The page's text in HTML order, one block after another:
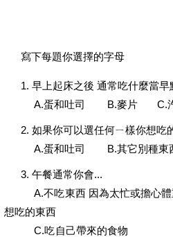
寫下每題你選擇的字母
1. 早上起床之後 通常吃什麼當早
A.蛋和吐司 B.麥片 C.汽
2. 如果你可以選任何ㄧ樣你想吃
A.蛋和吐司 B.其它別種
3. 午餐通常你會...
A.不吃東西 因為太忙或擔心
想吃的東西
C.吃自己帶來的食物